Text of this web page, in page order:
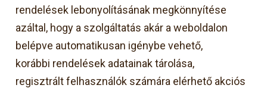
rendelések lebonyolításának megkönnyítése
azáltal, hogy a szolgáltatás akár a weboldalon
belépve automatikusan igénybe vehető,
korábbi rendelések adatainak tárolása,
regisztrált felhasználók számára elérhető akciós